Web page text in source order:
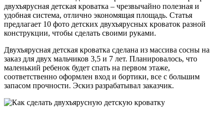
двухъярусная детская кроватка – чрезвычайно полезная и
удобная система, отлично экономящая площадь. Статья
предлагает 10 фото детских двухъярусных кроваток разной
конструкции, чтобы сделать своими руками.
Двухъярусная детская кроватка сделана из массива сосны на
заказ для двух мальчиков 3,5 и 7 лет. Планировалось, что
маленький ребенок будет спать на первом этаже,
соответственно оформлен вход и бортики, все с большим
запасом прочности. Эскиз разрабатывал заказчик.